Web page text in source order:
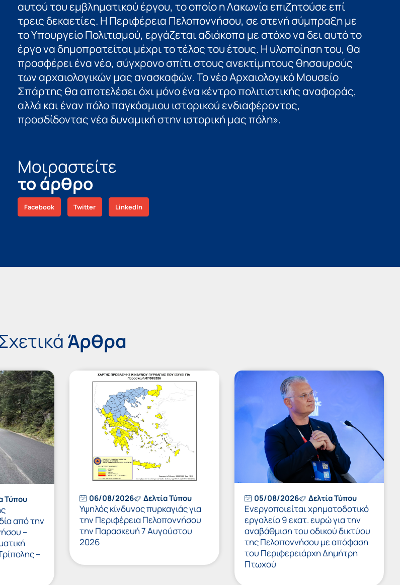
αυτού του εμβληματικού έργου, το οποίο η Λακωνία επιζητούσε επί
τρεις δεκαετίες. Η Περιφέρεια Πελοποννήσου, σε στενή σύμπραξη με
το Υπουργείο Πολιτισμού, εργάζεται αδιάκοπα με στόχο να δει αυτό το
έργο να δημοπρατείται μέχρι το τέλος του έτους. Η υλοποίηση του, θα
προσφέρει ένα νέο, σύγχρονο σπίτι στους ανεκτίμητους θησαυρούς
των αρχαιολογικών μας ανασκαφών. Το νέο Αρχαιολογικό Μουσείο
Σπάρτης θα αποτελέσει όχι μόνο ένα κέντρο πολιτιστικής αναφοράς,
αλλά και έναν πόλο παγκόσμιου ιστορικού ενδιαφέροντος,
προσδίδοντας νέα δυναμική στην ιστορική μας πόλη».
Μοιραστείτε
το άρθρο
Facebook Twitter LinkedIn
Άρθρα
Τύπου
από την
–
–
06/08/2026 Δελτία Τύπου
Υψηλός κίνδυνος πυρκαγιάς για
την Περιφέρεια Πελοποννήσου
την Παρασκευή 7 Αυγούστου
2026
05/08/2026 Δελτία Τύπου
Ενεργοποιείται χρηματοδοτικό
εργαλείο 9 εκατ. ευρώ για την
αναβάθμιση του οδικού δικτύου
της Πελοποννήσου με απόφαση
του Περιφερειάρχη Δημήτρη
Πτωχού